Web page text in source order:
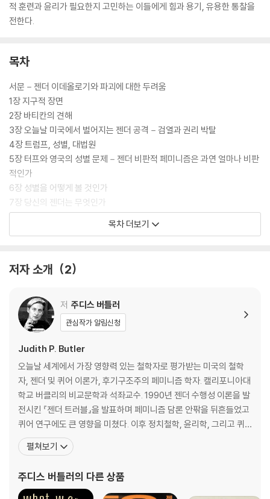
적 훈련과 윤리가 필요한지 고민하는 이들에게 힘과 용기, 유용한 통찰을
전한다.
목차
서문－젠더 이데올로기와 파괴에 대한 두려움
1장 지구적 장면
2장 바티칸의 견해
3장 오늘날 미국에서 벌어지는 젠더 공격－검열과 권리 박탈
4장 트럼프, 성별, 대법원
5장 터프와 영국의 성별 문제－젠더 비판적 페미니즘은 과연 얼마나 비판
적인가
6장 성별을 어떻게 볼 것인가
7장 당신의 젠더는 무엇인가
8장 자연/문화 구분에서 상호구성으로
9장 젠더 이형론의 인종주의적·식민주의적 유산
옮긴이 해제－버틀러와 함께 다시 젠더를 사유하다
찾아보기
목차 더보기
저자 소개 2
저 주디스 버틀러
관심작가 알림신청
Judith P. Butler
오늘날 세계에서 가장 영향력 있는 철학자로 평가받는 미국의 철학
자, 젠더 및 퀴어 이론가, 후기구조주의 페미니즘 학자. 캘리포니아대
학교 버클리의 비교문학과 석좌교수. 1990년 젠더 수행성 이론을 발
전시킨 『젠더 트러블』을 발표하며 페미니즘 담론 안팎을 뒤흔들었고
퀴어 연구에도 큰 영향을 미쳤다. 이후 정치철학, 윤리학, 그리고 퀴
어 이론의 성과들을 바탕으로 인간으로서의 삶의 가능성과 공동체의
윤리적 관계성을 모색해왔다. 버틀러는 그녀의 저서 『젠더 트러블: 페
한계에 관하여』로 잘 알려져 있다. 여기서 그녀는
펼쳐보기
주디스 버틀러의 다른 상품